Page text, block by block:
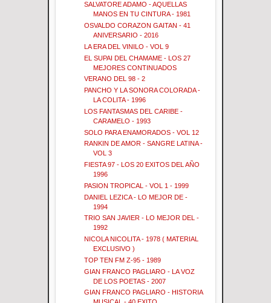
SALVATORE ADAMO - AQUELLAS
MANOS EN TU CINTURA - 1981
OSVALDO CORAZON GAITAN - 41
ANIVERSARIO - 2016
LA ERA DEL VINILO - VOL 9
EL SUPAI DEL CHAMAME - LOS 27
MEJORES CONTINUADOS
VERANO DEL 98 - 2
PANCHO Y LA SONORA COLORADA -
LA COLITA - 1996
LOS FANTASMAS DEL CARIBE -
CARAMELO - 1993
SOLO PARA ENAMORADOS - VOL 12
RANKIN DE AMOR - SANGRE LATINA -
VOL 3
FIESTA 97 - LOS 20 EXITOS DEL AÑO
1996
PASION TROPICAL - VOL 1 - 1999
DANIEL LEZICA - LO MEJOR DE -
1994
TRIO SAN JAVIER - LO MEJOR DEL -
1992
NICOLA NICOLITA - 1978 ( MATERIAL
EXCLUSIVO )
TOP TEN FM Z-95 - 1989
GIAN FRANCO PAGLIARO - LA VOZ
DE LOS POETAS - 2007
GIAN FRANCO PAGLIARO - HISTORIA